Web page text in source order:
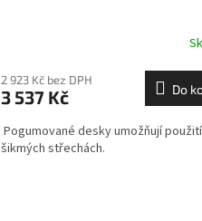
2 923 Kč bez DPH
3 537 Kč Do
Pogumované desky umožňují
šikmých střechách.